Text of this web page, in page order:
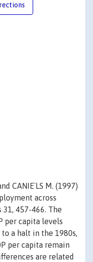
CANIE¨LS M. (1997)
across
31, 457-466. The
per capita levels
a halt in the 1980s,
per capita remain
are related